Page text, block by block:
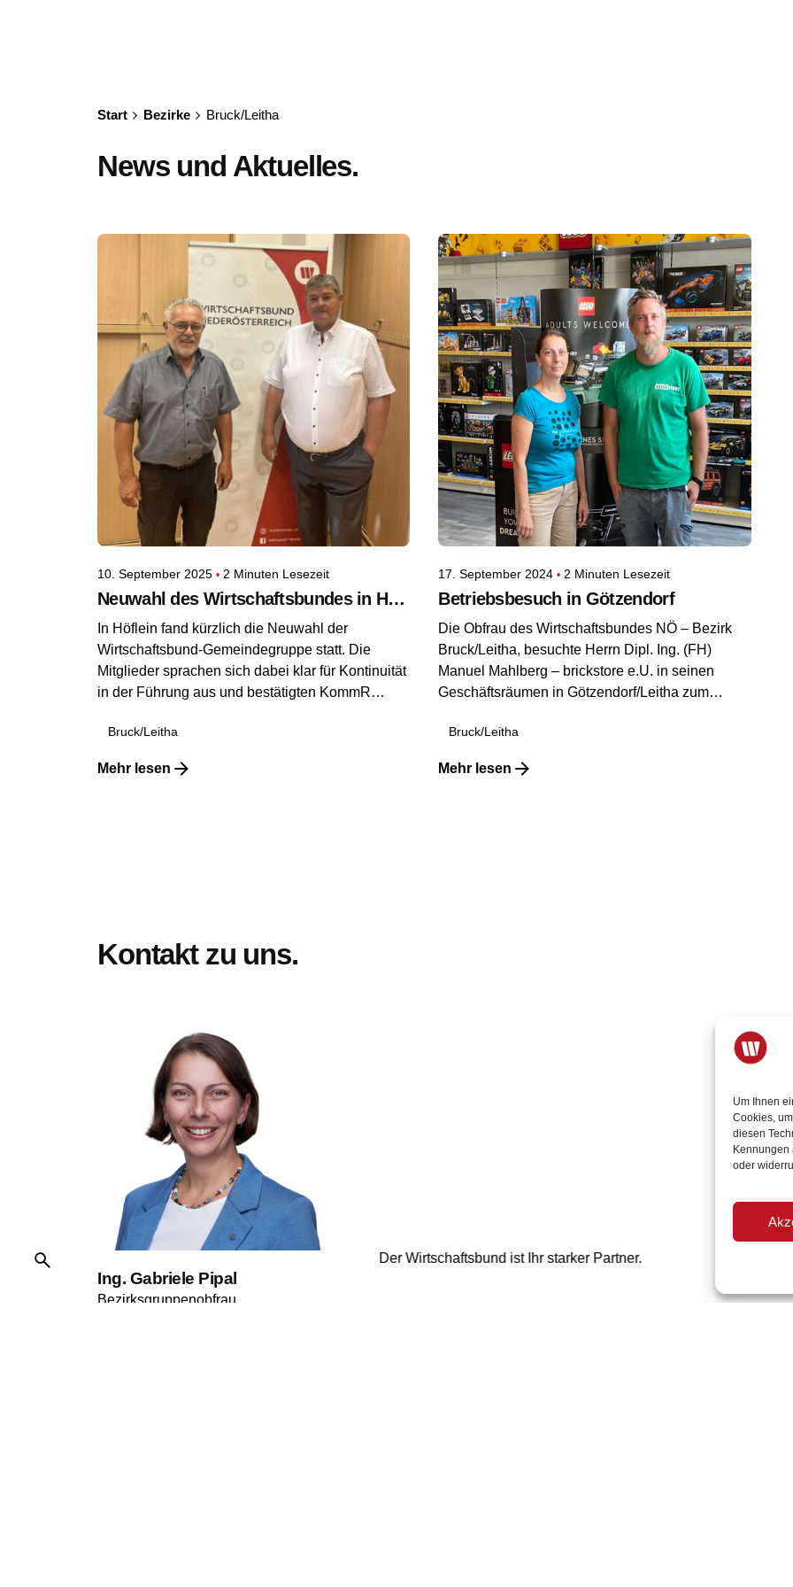
Um Ihnen
Cookies,
diesen
Kennungen
oder
Start Bezirke Bruck/Leitha
News und Aktuelles.
10. September 2025 2 Minuten Lesezeit
Neuwahl des Wirtschaftsbundes in Höflein
In Höflein fand kürzlich die Neuwahl der
Wirtschaftsbund-Gemeindegruppe statt. Die
Mitglieder sprachen sich dabei klar für Kontinuität
in der Führung aus und bestätigten KommR
Wirtschaftsbundes Höflein.
Bruck/Leitha
Mehr lesen
17. September 2024 2 Minuten Lesezeit
Betriebsbesuch in Götzendorf
Die Obfrau des Wirtschaftsbundes NÖ – Bezirk
Bruck/Leitha, besuchte Herrn Dipl. Ing. (FH)
Manuel Mahlberg – brickstore e.U. in seinen
Geschäftsräumen in Götzendorf/Leitha zum
Bruck/Leitha
Mehr lesen
Kontakt zu uns.
Ing. Gabriele Pipal
Bezirksgruppenobfrau
Der Wirtschaftsbund ist Ihr starker Partner.